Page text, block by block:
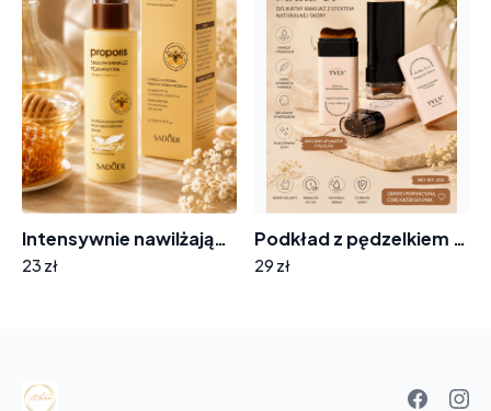
Intensywnie nawilżający balsam K726 propolis
23 zł
Podkład z pędzelkiem 9374 kolor 04
29 zł